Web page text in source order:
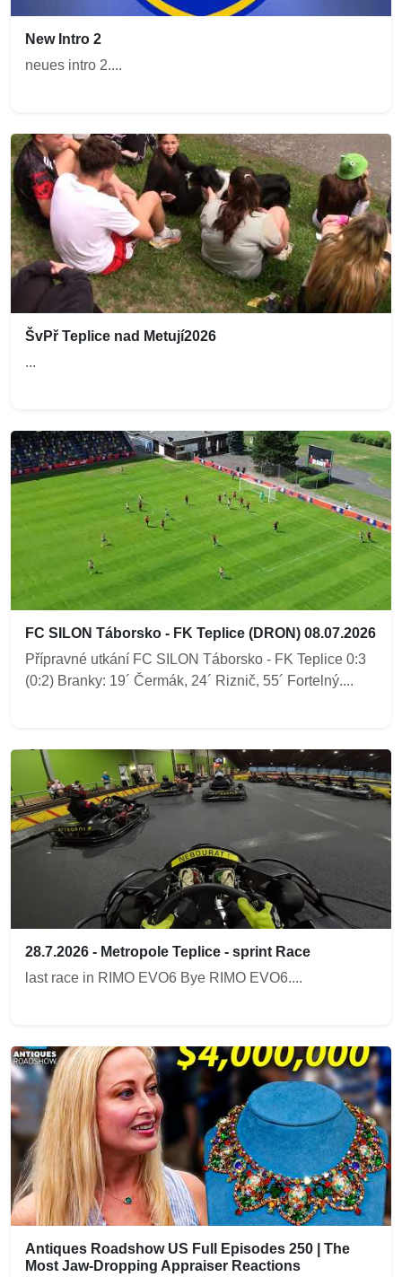
New Intro 2
neues intro 2....
ŠvPř Teplice nad Metují2026
...
FC SILON Táborsko - FK Teplice (DRON) 08.07.2026
Přípravné utkání FC SILON Táborsko - FK Teplice 0:3
(0:2) Branky: 19´ Čermák, 24´ Riznič, 55´ Fortelný....
28.7.2026 - Metropole Teplice - sprint Race
last race in RIMO EVO6 Bye RIMO EVO6....
Antiques Roadshow US Full Episodes 250 | The
Most Jaw-Dropping Appraiser Reactions